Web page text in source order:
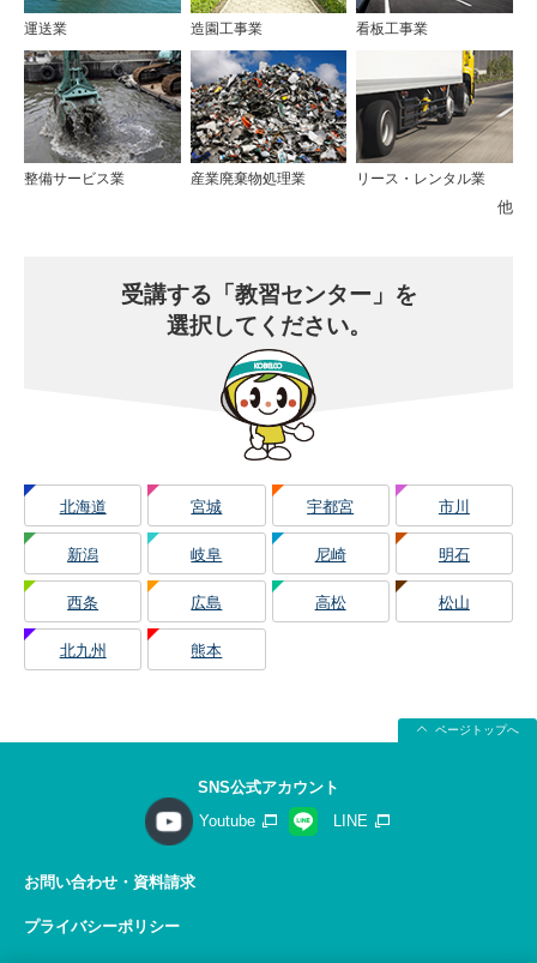
運送業 造園工事業 看板工事業
整備サービス業 産業廃棄物処理業 リース・レンタル業
他
受講する 「教習センター」を
選択してください。
北海道 宮城 宇都宮 市川
新潟 岐阜 尼崎 明石
西条 広島 高松 松山
北九州 熊本
ページトップへ
SNS公式アカウント
Youtube
LINE
お問い合わせ・資料請求
プライバシーポリシー